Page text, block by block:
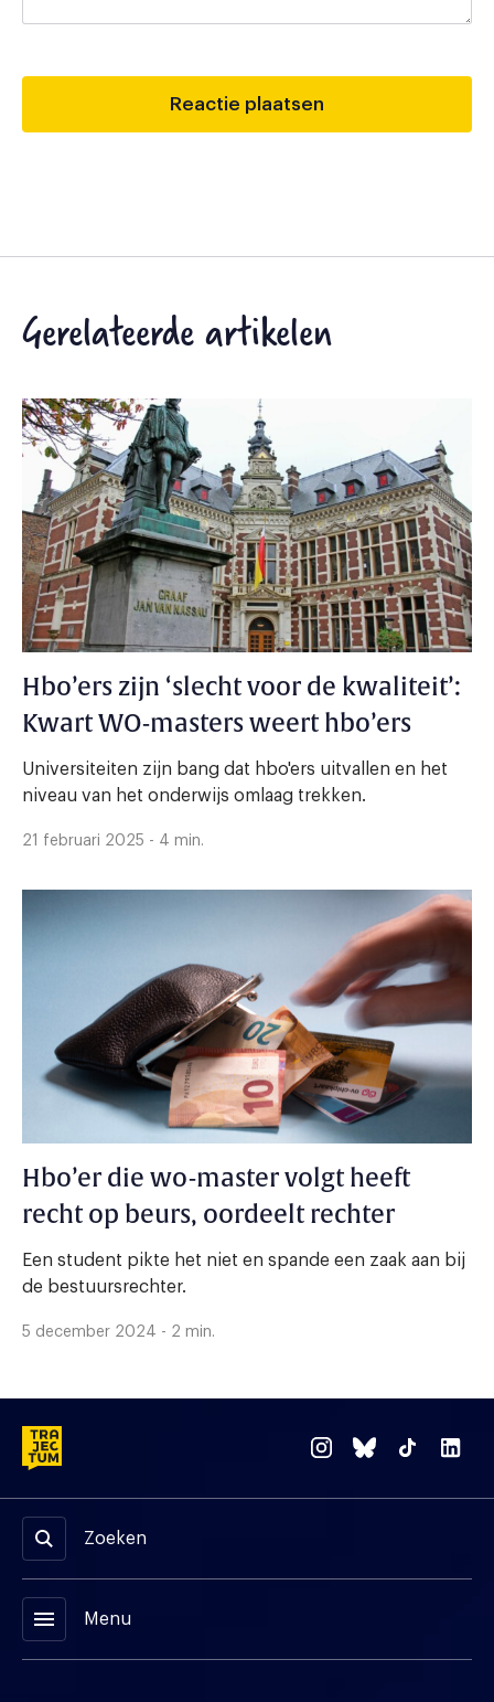
Gerelateerde artikelen
Hbo’ers zijn ‘slecht voor de kwaliteit’:
Kwart WO-masters weert hbo’ers
Universiteiten zijn bang dat hbo'ers uitvallen en het
niveau van het onderwijs omlaag trekken.
21 februari 2025 - 4 min.
Hbo’er die wo-master volgt heeft
recht op beurs, oordeelt rechter
Een student pikte het niet en spande een zaak aan bij
de bestuursrechter.
5 december 2024 - 2 min.
Zoeken
menu Menu